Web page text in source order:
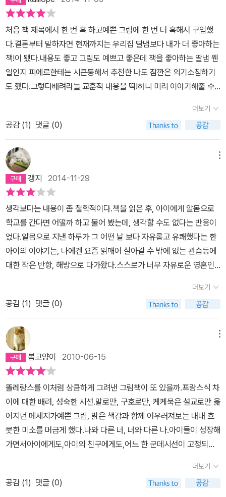
자신과 같은 모습둘은 작은 풀잎을 하나씩 골라 제일 중요한 부분에,,
ㅎㅎ너무너무 즐겁고 재미난 책이다아이들의 배꼽을 쏙 빼 놓을,그런
데 우리는 이책을 읽으면서 배워야 할점이있다만일 내 주위에 이런
아이가 나타난다면 우리들의 반응은 어떨까피에르 친구들처럼 조금
은 당황스럽지만 아무일 없는것처럼 오늘 옷이 좀 다르네,,빨간 장화
가 아주 멋지네, 라고 말을 할 수있을까,,우리친구들은 어떨까아마 바
로,,어! 야! 너 왜 옷안입었냐?'라고 말을 할것이다,그리고 놀릴것이다
요즘 아이들은 남과 다름을 너무 티나게 놀린다고 한다,그런 이야기
를 들으면 마음 한구석이 참 아픈데 아이에게 항상 모든 타인이 나와
치고 있다, 하지만 그건 아이스스로도 깨우쳐야 할 문제이다 피에르
의 친구들은 알몸으로 등장한 피에르에게 피에르가 민망할까봐 말을
꺼내지 않는다 그리로 다른날과 다르지 않게 피에르를 대한다 그 작
은 배려가 피에르를 조금 기운나게 해주엇을것이다 선생님 또한 피에
르가 창피해하거나 수줍어할까 더 세심한 신경을 써주시는 모습,그런
모습에서 어른인 나는 또 한 수배운다요즘 그림책을 통해 배우는것이
너무 많다,즐거운 상상으로 우리아이들에게 남을 배려하는 마음이 어
떤 마음인지를 가르쳐주는 소중한 그림책이다,,그림책을 읽다보면 그
래도 아이들이라 아이들이 피에르를 바라보는 모습이 그림에 나타나
처음 책 제목에서 한 번 혹 하고예쁜 그림에 한 번 더 혹해서 구입했
다.결론부터 말하자면 현재까지는 우리집 딸냄보다 내가 더 좋아하는
책!이 됐다.내용도 좋고 그림도 예쁘고 좋은데 책을 좋아하는 딸냄 웬
일인지 피에르한테는 시큰둥해서 추천한 나도 잠깐은 의기소침하기
도 했다.그렇다배려라늘 교훈적 내용을 떡!하니 미리 이야기해줄 수
아니라개성 있는 아이, 좀 튀는 아이, 좀더 노골적으로는 튀는 아이들
을 대하는 우리의 태도를 한 번 생각해봤다.그게 좀더 확대된 범의로
는 마음이 아픈 아이, 몸이 편치 않은 아이로...휴~~~~피에르를 대
하는 친구나 선생님의 모습을 보면서알몸으로 학교를 간 피에르의 하
루를 보면서피에르가 우리 나라 학교에 간다면 대문 밖을 나서서 몇
발짝이나 뗐을까? 싶으면서 마음이 편치만은 않다.
더보기
공감 (1) 댓글 (0)
갱지 2014-11-29
생각보다는 내용이 좀 철학적이다.책을 읽은 후, 아이에게 알몸으로
학교를 간다면 어떨까 하고 물어 봤는데, 생각할 수도 없다는 반응이
었다.알몸으로 지낸 하루가 그 어떤 날 보다 자유롭고 유쾌했다는 한
아이의 이야기는, 나에겐 요즘 얽매어 살아갈 수 밖에 없는 관습등에
대한 작은 반항, 해방으로 다가왔다.스스로가 너무 자유로운 영혼인
더보기
공감 (1) 댓글 (0)
봄고양이 2010-06-15
똘레랑스를 이처럼 상큼하게 그려낸 그림책이 또 있을까.프랑스식 차
이에 대한 배려, 성숙한 시선.말로만, 구호로만, 케케묵은 설교로만 읊
어지던 메세지가예쁜 그림, 밝은 색감과 함께 어우러져보는 내내 흐
뭇한 미소를 머금게 했다.나와 다른 너, 너와 다른 나.아이들이 성장해
가면서아이에게도,아이의 친구에게도,어느 한 군데시선이 고정되지
고도 쉽고도 가볍고도깊은 울림을 주는 책이다.참 예쁘다.토닥토닥
안아주고 싶은 앙증맞은 책.
더보기
공감 (1) 댓글 (0)